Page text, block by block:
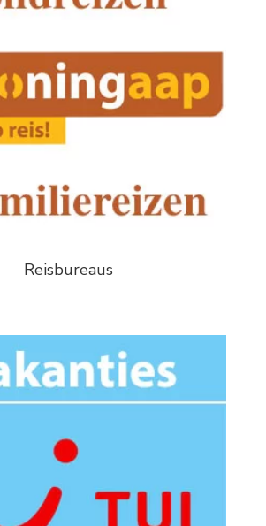
Reisbureaus